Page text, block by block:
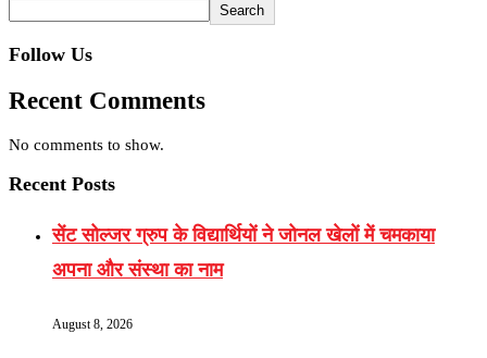
Search
Follow Us
Recent Comments
No comments to show.
Recent Posts
सेंट सोल्जर ग्रुप के विद्यार्थियों ने जोनल खेलों में चमकाया
अपना और संस्था का नाम
August 8, 2026